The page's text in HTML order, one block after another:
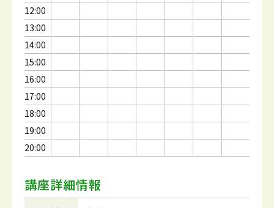
12:00
13:00
14:00
15:00
16:00
17:00
18:00
19:00
20:00
講座詳細情報